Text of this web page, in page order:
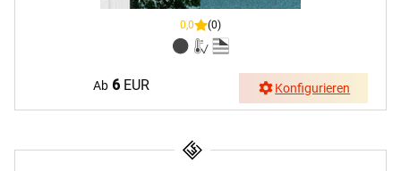
0,0 (0)
Ab 6EUR Konfigurieren